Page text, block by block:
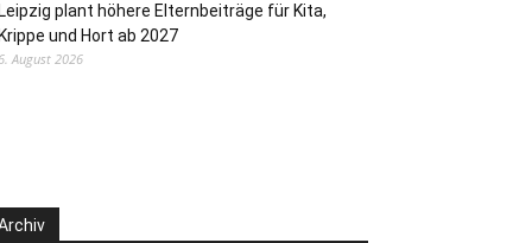
plant höhere Elternbeiträge für Kita,
und Hort ab 2027
August 2026